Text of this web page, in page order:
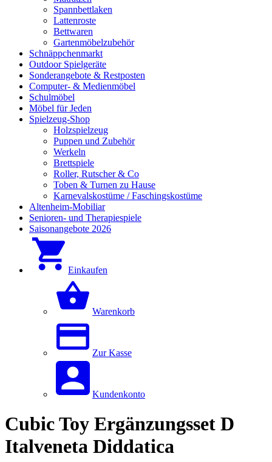
Spannbettlaken
Lattenroste
Bettwaren
Gartenmöbelzubehör
Schnäppchenmarkt
Outdoor Spielgeräte
Sonderangebote & Restposten
Computer- & Medienmöbel
Schulmöbel
Möbel für Jeden
Spielzeug-Shop
Holzspielzeug
Puppen und Zubehör
Werkeln
Brettspiele
Roller, Rutscher & Co
Toben & Turnen zu Hause
Karnevalskostüme / Faschingskostüme
Altenheim-Mobiliar
Senioren- und Therapiespiele
Saisonangebote 2026
Einkaufen
Warenkorb
Zur Kasse
Kundenkonto
Cubic Toy Ergänzungsset D
Italveneta Diddatica